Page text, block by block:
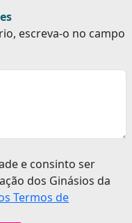
escreva-o no campo
e consinto ser
dos Ginásios da
Termos de